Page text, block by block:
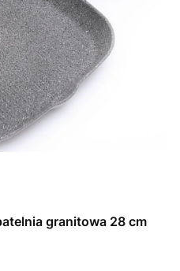
Ballarini Ferrara - grillowa patelnia granitowa 28 cm